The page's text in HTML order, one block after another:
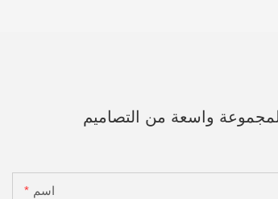
واسعة من التصاميم
اسم